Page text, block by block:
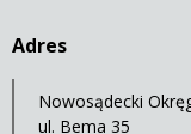
Adres
Nowosądecki
ul. Bema 35